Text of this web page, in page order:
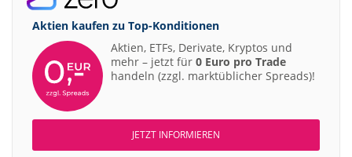
Aktien kaufen zu Top-Konditionen
Aktien, ETFs, Derivate, Kryptos und
mehr – jetzt für 0 Euro pro Trade
handeln (zzgl. marktüblicher Spreads)!
JETZT INFORMIEREN